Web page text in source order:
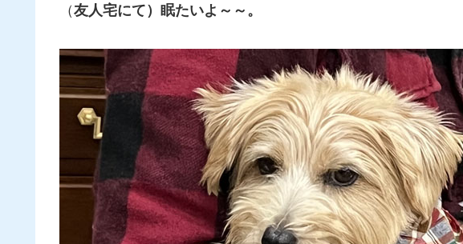
（友人宅にて）眠たいよ～～。